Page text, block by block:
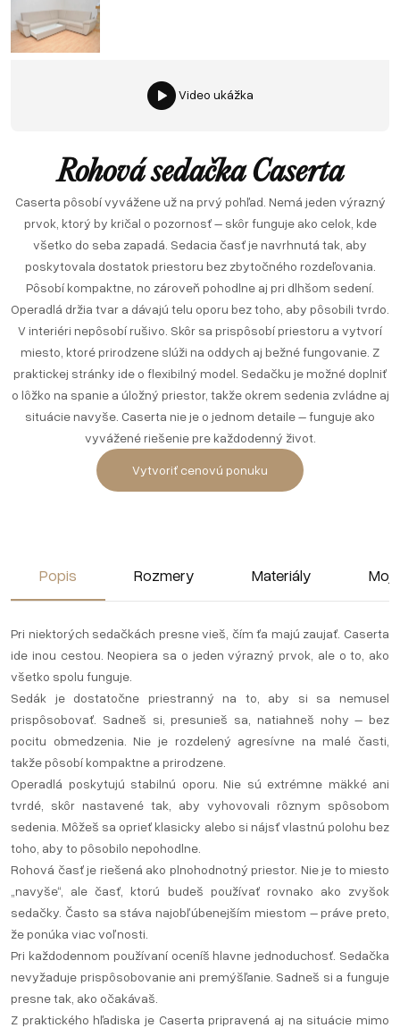
Video ukážka
Rohová sedačka Caserta
Caserta pôsobí vyvážene už na prvý pohľad. Nemá jeden výrazný
prvok, ktorý by kričal o pozornosť – skôr funguje ako celok, kde
všetko do seba zapadá. Sedacia časť je navrhnutá tak, aby
poskytovala dostatok priestoru bez zbytočného rozdeľovania.
Pôsobí kompaktne, no zároveň pohodlne aj pri dlhšom sedení.
Operadlá držia tvar a dávajú telu oporu bez toho, aby pôsobili tvrdo.
V interiéri nepôsobí rušivo. Skôr sa prispôsobí priestoru a vytvorí
miesto, ktoré prirodzene slúži na oddych aj bežné fungovanie. Z
praktickej stránky ide o flexibilný model. Sedačku je možné doplniť
o lôžko na spanie a úložný priestor, takže okrem sedenia zvládne aj
situácie navyše. Caserta nie je o jednom detaile – funguje ako
vyvážené riešenie pre každodenný život.
Vytvoriť cenovú ponuku
Popis Rozmery Materiály
Pri niektorých sedačkách presne vieš, čím ťa majú zaujať. Caserta
ide inou cestou. Neopiera sa o jeden výrazný prvok, ale o to, ako
všetko spolu funguje.
Sedák je dostatočne priestranný na to, aby si sa nemusel
prispôsobovať. Sadneš si, presunieš sa, natiahneš nohy – bez
pocitu obmedzenia. Nie je rozdelený agresívne na malé časti,
takže pôsobí kompaktne a prirodzene.
Operadlá poskytujú stabilnú oporu. Nie sú extrémne mäkké ani
tvrdé, skôr nastavené tak, aby vyhovovali rôznym spôsobom
sedenia. Môžeš sa oprieť klasicky alebo si nájsť vlastnú polohu bez
toho, aby to pôsobilo nepohodlne.
Rohová časť je riešená ako plnohodnotný priestor. Nie je to miesto
„navyše“, ale časť, ktorú budeš používať rovnako ako zvyšok
sedačky. Často sa stáva najobľúbenejším miestom – práve preto,
že ponúka viac voľnosti.
Pri každodennom používaní oceníš hlavne jednoduchosť. Sedačka
nevyžaduje prispôsobovanie ani premýšľanie. Sadneš si a funguje
presne tak, ako očakávaš.
Z praktického hľadiska je Caserta pripravená aj na situácie mimo